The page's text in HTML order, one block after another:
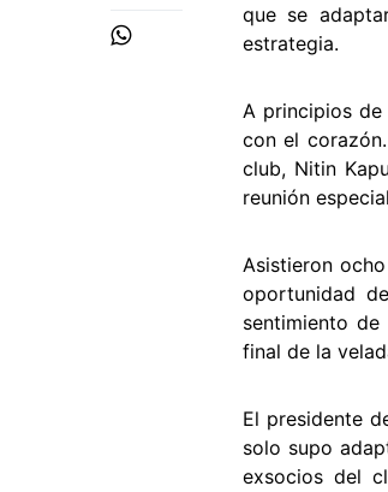
que se
estrategia.
A principios de
con el
club, Nitin
reunión
Asistieron
oportunidad
sentimiento
final de la
El presidente
solo supo
exsocios del